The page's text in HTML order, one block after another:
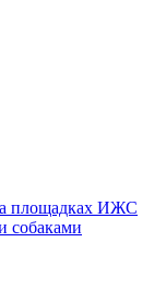
площадках ИЖС
собаками